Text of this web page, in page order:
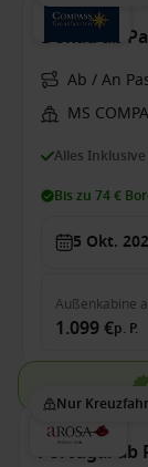
Donau ab
Ab / An
MS
Alles Inklusive
Bis zu 74 €
5 Okt.
Außenkabine
1.099 €p. P.
Nur
Portugal ab